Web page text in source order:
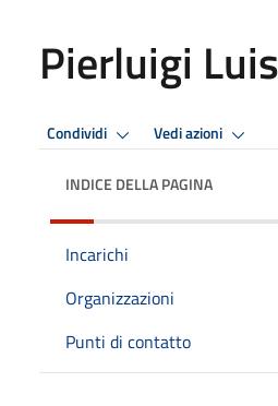
Pierluigi
Condividi Vedi azioni
INDICE DELLA PAGINA
Incarichi
Organizzazioni
Punti di contatto